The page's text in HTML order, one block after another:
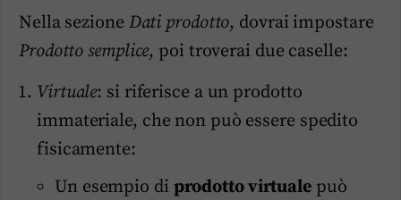
Nella sezione Dati prodotto, dovrai impostare
Prodotto semplice, poi troverai due caselle:
Virtuale: si riferisce a un prodotto
immateriale, che non può essere spedito
fisicamente:
Un esempio di prodotto virtualepuò